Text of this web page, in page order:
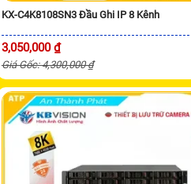
KX-C4K8108SN3 Đầu Ghi IP 8 Kênh
3,050,000 ₫
Giá Gốc: 4,300,000 ₫